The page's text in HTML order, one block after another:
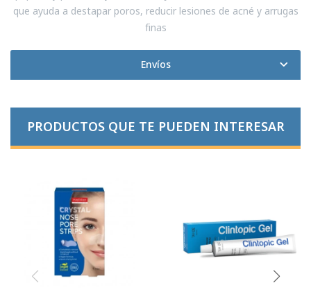
que ayuda a destapar poros, reducir lesiones de acné y arrugas
finas
Envíos
PRODUCTOS QUE TE PUEDEN INTERESAR